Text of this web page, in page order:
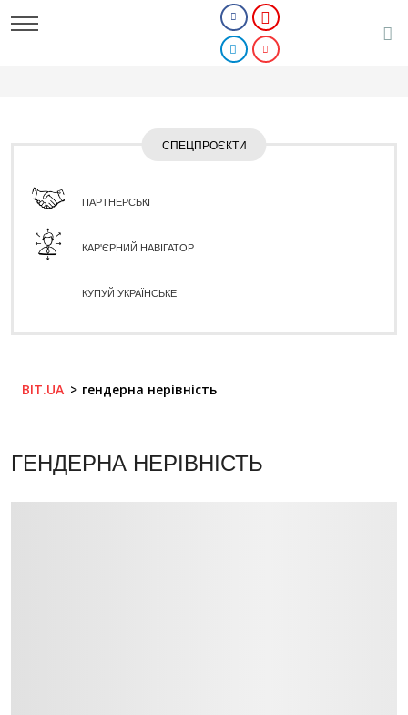
СПЕЦПРОЄКТИ
ПАРТНЕРСЬКІ
КАР'ЄРНИЙ НАВІГАТОР
КУПУЙ УКРАЇНСЬКЕ
BIT.UA гендерна нерівність
ГЕНДЕРНА НЕРІВНІСТЬ